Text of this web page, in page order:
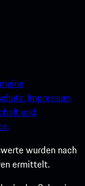
Impressum
und
wurden nach
ermittelt.